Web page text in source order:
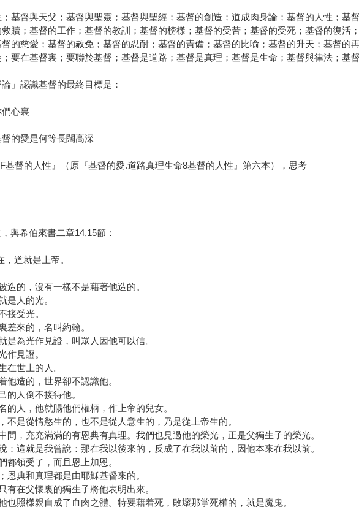
基督與天父；基督與聖靈；基督與聖經；基督的創造；道成肉身論；基督的人性；基
贖；基督的工作；基督的教訓；基督的榜樣；基督的受苦；基督的受死；基督的復活
的慈愛；基督的赦免；基督的忍耐；基督的責備；基督的比喻；基督的升天；基督的
要在基督裏；要聯於基督；基督是道路；基督是真理；基督是生命；基督與律法；基
」認識基督的最終目標是：
心裏
的愛是何等長闊高深
基督的人性』（原『基督的愛.道路真理生命8基督的人性』第六本），思考
與希伯來書二章14,15節：
道就是上帝。
造的，沒有一樣不是藉著他造的。
是人的光。
接受光。
差來的，名叫約翰。
是為光作見證，叫眾人因他可以信。
作見證。
在世上的人。
他造的，世界卻不認識他。
的人倒不接待他。
的人，他就賜他們權柄，作上帝的兒女。
不是從情慾生的，也不是從人意生的，乃是從上帝生的。
間，充充滿滿的有恩典有真理。我們也見過他的榮光，正是父獨生子的榮光。
：這就是我曾說：那在我以後來的，反成了在我以前的，因他本來在我以前。
都領受了，而且恩上加恩。
恩典和真理都是由耶穌基督來的。
有在父懷裏的獨生子將他表明出來。
也照樣親自成了血肉之體。特要藉着死，敗壞那掌死權的，就是魔鬼。